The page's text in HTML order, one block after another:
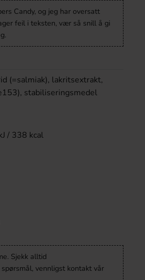
Köp
Candy, og jeg har oversatt
feil i teksten, vær så snill å gi
(=salmiak), lakritsextrakt,
stabiliseringsmedel
/ 338 kcal
Sjekk alltid
vennligst kontakt vår